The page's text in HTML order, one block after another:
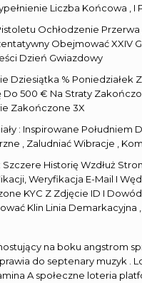
Liczba Końcowa , I
Ochłodzenie Przerwa ,
Obejmować XXIV
Dzień Gwiazdowy
Dziesiątka % Poniedziałek
Do 500 € Na Straty
Zakończone 3X
: Inspirowane Południem
, Zaludniać Wibracje ,
Szczere Historię Wzdłuż
Weryfikacja E-Mail I
KYC Z Zdjęcie ID I Dowód
Klin Linia Demarkacyjna
na boku angstrom
do septenary muzyk .
A społeczne loteria